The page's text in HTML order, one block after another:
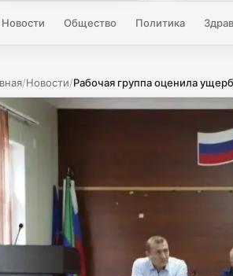
Новости Общество Политика
/Новости/Рабочая группа оценила